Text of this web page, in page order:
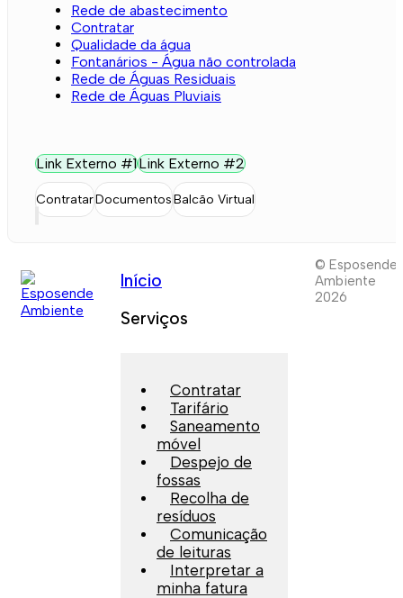
Rede de abastecimento
Contratar
Qualidade da água
Fontanários - Água não controlada
Rede de Águas Residuais
Rede de Águas Pluviais
Link Externo #1Link Externo #2
ContratarDocumentosBalcão Virtual
Início
Serviços
Contratar
Tarifário
Saneamento
móvel
Despejo de
fossas
Recolha de
resíduos
Comunicação
de leituras
Interpretar a
minha fatura
© Esposende
Ambiente
2026